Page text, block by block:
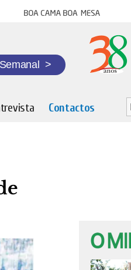
Boa cama boa mesa
>
Contactos